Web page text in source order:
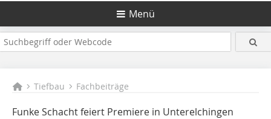
Menü
Tiefbau Fachbeiträge
Funke Schacht feiert Premiere in Unterelchingen